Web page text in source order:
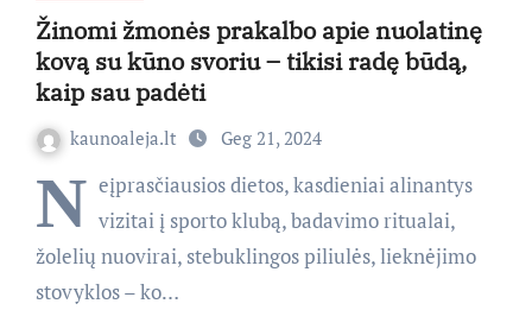
Žinomi žmonės prakalbo apie nuolatinę
kovą su kūno svoriu – tikisi radę būdą,
kaip sau padėti
kaunoaleja.lt Geg 21, 2024
N eįprasčiausios dietos, kasdieniai alinantys
vizitai į sporto klubą, badavimo ritualai,
žolelių nuovirai, stebuklingos piliulės, lieknėjimo
stovyklos – ko…